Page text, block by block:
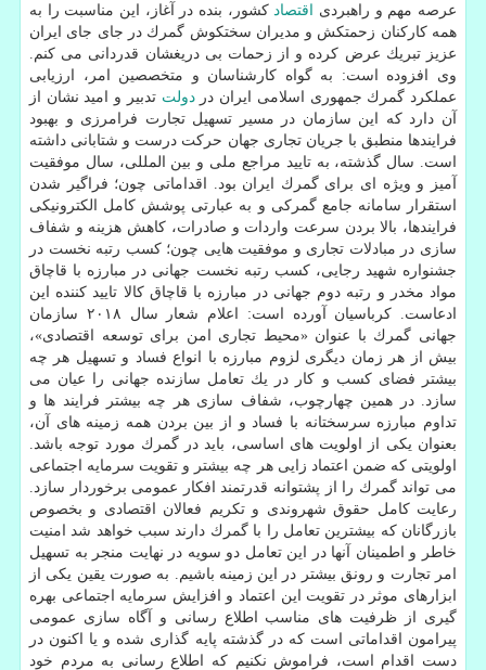
عرصه مهم و راهبردی
اقتصاد كشور، بنده در آغاز، این مناسبت را به
همه كاركنان زحمتكش و مدیران سختكوش گمرك در جای جای ایران
عزیز تبریك عرض كرده و از زحمات بی دریغشان قدردانی می كنم.
وی افزوده است: به گواه كارشناسان و متخصصین امر، ارزیابی
عملكرد گمرك جمهوری اسلامی ایران دردولت تدبیر و امید نشان از
آن دارد كه این سازمان در مسیر تسهیل تجارت فرامرزی و بهبود
فرایندها منطبق با جریان تجاری جهان حركت درست و شتابانی داشته
است. سال گذشته، به تایید مراجع ملی و بین المللی، سال موفقیت
آمیز و ویژه ای برای گمرك ایران بود. اقداماتی چون؛ فراگیر شدن
استقرار سامانه جامع گمركی و به عبارتی پوشش كامل الكترونیكی
فرایندها، بالا بردن سرعت واردات و صادرات، كاهش هزینه و شفاف
سازی در مبادلات تجاری و موفقیت هایی چون؛ كسب رتبه نخست در
جشنواره شهید رجایی، كسب رتبه نخست جهانی در مبارزه با قاچاق
مواد مخدر و رتبه دوم جهانی در مبارزه با قاچاق كالا تایید كننده این
ادعاست. كرباسیان آورده است: اعلام شعار سال ۲۰۱۸ سازمان
جهانی گمرك با عنوان «محیط تجاری امن برای توسعه اقتصادی»،
بیش از هر زمان دیگری لزوم مبارزه با انواع فساد و تسهیل هر چه
بیشتر فضای كسب و كار در یك تعامل سازنده جهانی را عیان می
سازد. در همین چهارچوب، شفاف سازی هر چه بیشتر فرایند ها و
تداوم مبارزه سرسختانه با فساد و از بین بردن همه زمینه های آن،
بعنوان یكی از اولویت های اساسی، باید در گمرك مورد توجه باشد.
اولویتی كه ضمن اعتماد زایی هر چه بیشتر و تقویت سرمایه اجتماعی
می تواند گمرك را از پشتوانه قدرتمند افكار عمومی برخوردار سازد.
رعایت كامل حقوق شهروندی و تكریم فعالان اقتصادی و بخصوص
بازرگانان كه بیشترین تعامل را با گمرك دارند سبب خواهد شد امنیت
خاطر و اطمینان آنها در این تعامل دو سویه در نهایت منجر به تسهیل
امر تجارت و رونق بیشتر در این زمینه باشیم. به صورت یقین یكی از
ابزارهای موثر در تقویت این اعتماد و افزایش سرمایه اجتماعی بهره
گیری از ظرفیت های مناسب اطلاع رسانی و آگاه سازی عمومی
پیرامون اقداماتی است كه در گذشته پایه گذاری شده و یا اكنون در
دست اقدام است، فراموش نكنیم كه اطلاع رسانی به مردم خود